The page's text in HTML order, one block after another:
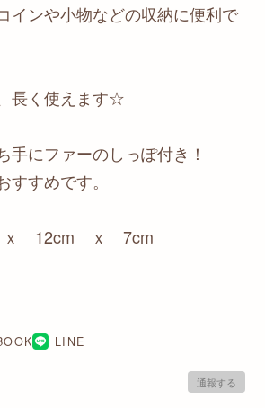
インや小物などの収納に便利で
長く使えます☆
手にファーのしっぽ付き！
すめです。
ｘ 12cm ｘ 7cm
LINE
通報する